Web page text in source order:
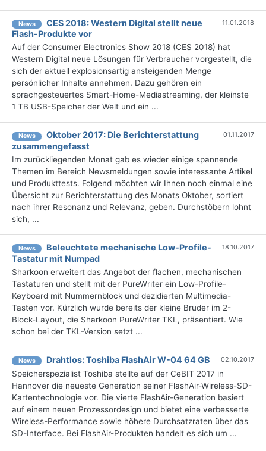
News
CES 2018: Western Digital stellt neue
Flash-Produkte vor
11.01.2018
Auf der Consumer Electronics Show 2018 (CES 2018) hat
Western Digital neue Lösungen für Verbraucher vorgestellt, die
sich der aktuell explosionsartig ansteigenden Menge
persönlicher Inhalte annehmen. Dazu gehören ein
sprachgesteuertes Smart-Home-Mediastreaming, der kleinste
1 TB USB-Speicher der Welt und ein ...
News
Oktober 2017: Die Berichterstattung
zusammengefasst
01.11.2017
Im zurückliegenden Monat gab es wieder einige spannende
Themen im Bereich Newsmeldungen sowie interessante Artikel
und Produkttests. Folgend möchten wir Ihnen noch einmal eine
Übersicht zur Berichterstattung des Monats Oktober, sortiert
nach ihrer Resonanz und Relevanz, geben. Durchstöbern lohnt
sich, ...
News
Beleuchtete mechanische Low-Profile-
Tastatur mit Numpad
18.10.2017
Sharkoon erweitert das Angebot der flachen, mechanischen
Tastaturen und stellt mit der PureWriter ein Low-Profile-
Keyboard mit Nummernblock und dezidierten Multimedia-
Tasten vor. Kürzlich wurde bereits der kleine Bruder im 2-
Block-Layout, die Sharkoon PureWriter TKL, präsentiert. Wie
schon bei der TKL-Version setzt ...
News Drahtlos: Toshiba FlashAir W-04 64 GB 02.10.2017
Speicherspezialist Toshiba stellte auf der CeBIT 2017 in
Hannover die neueste Generation seiner FlashAir-Wireless-SD-
Kartentechnologie vor. Die vierte FlashAir-Generation basiert
auf einem neuen Prozessordesign und bietet eine verbesserte
Wireless-Performance sowie höhere Durchsatzraten über das
SD-Interface. Bei FlashAir-Produkten handelt es sich um ...